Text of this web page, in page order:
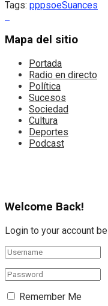
Tags: pppsoeSuances
Mapa del sitio
Portada
Radio en directo
Política
Sucesos
Sociedad
Cultura
Deportes
Podcast
Welcome Back!
Login to your account
Remember Me